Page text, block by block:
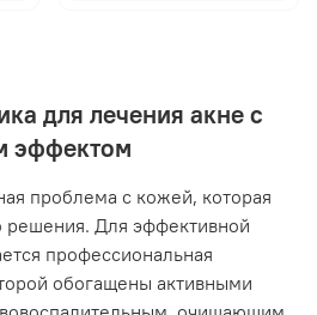
для лечения акне с
эффектом
проблема с кожей, которая
решения. Для эффективной
профессиональная
обогащены активными